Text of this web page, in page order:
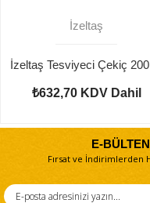
İzeltaş
İzeltaş Tesviyeci Çekiç
₺632,70 KDV Dahil
E-
Fırsat ve İndirimlerden